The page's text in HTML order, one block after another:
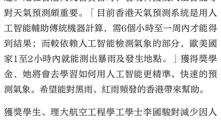
對天氣預測頗重要。「目前香港天氣預測系統是用人
工智能輔助傳統機器計算，需6個小時至一周內才能得
到結果；而較依賴人工智能檢測氣象的部分，歐美國
家1至2小時內就能測出暴雨及發生地點。」獲得獎學
金，她將會去學習如何用人工智能更精準、快速的預
測氣象。希望能對黑雨、紅雨頻發的香港帶來幫助。
獲獎學生、理大航空工程學工學士李國駿對減少因人